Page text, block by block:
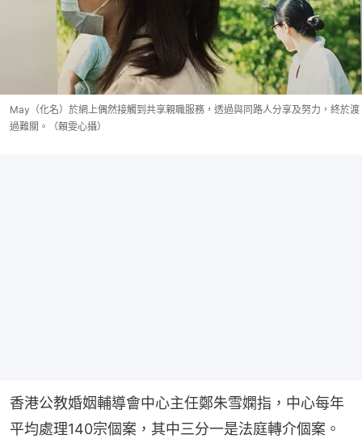
May（化名）於網上偶然接觸到共享親職服務，透過與同路人分享及努力，終於渡
過難關。（賴雯心攝）
香港公教婚姻輔導會中心主任鄭朱雪嫻指，中心每年
平均處理140宗個案，其中三分一是法庭轉介個案。